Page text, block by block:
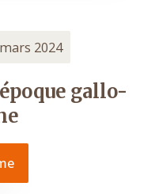
2024
gallo-